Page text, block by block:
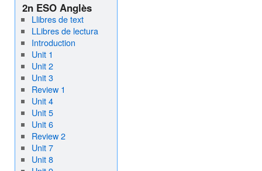
2n ESO Anglès
Llibres de text
LLibres de lectura
Introduction
Unit 1
Unit 2
Unit 3
Review 1
Unit 4
Unit 5
Unit 6
Review 2
Unit 7
Unit 8